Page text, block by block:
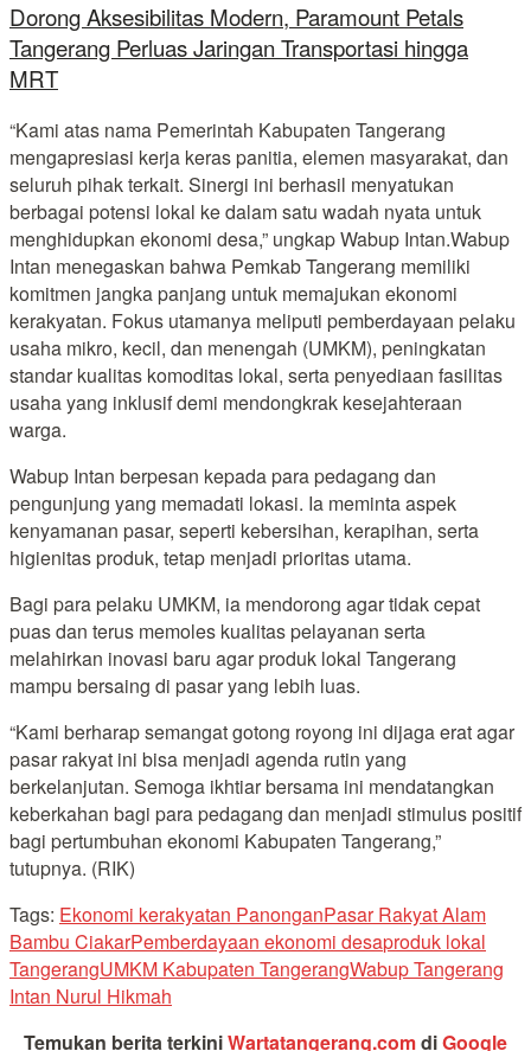
Dorong Aksesibilitas Modern, Paramount Petals
Tangerang Perluas Jaringan Transportasi hingga
MRT
“Kami atas nama Pemerintah Kabupaten Tangerang
mengapresiasi kerja keras panitia, elemen masyarakat, dan
seluruh pihak terkait. Sinergi ini berhasil menyatukan
berbagai potensi lokal ke dalam satu wadah nyata untuk
menghidupkan ekonomi desa,” ungkap Wabup Intan.Wabup
Intan menegaskan bahwa Pemkab Tangerang memiliki
komitmen jangka panjang untuk memajukan ekonomi
kerakyatan. Fokus utamanya meliputi pemberdayaan pelaku
usaha mikro, kecil, dan menengah (UMKM), peningkatan
standar kualitas komoditas lokal, serta penyediaan fasilitas
usaha yang inklusif demi mendongkrak kesejahteraan
warga.
Wabup Intan berpesan kepada para pedagang dan
pengunjung yang memadati lokasi. Ia meminta aspek
kenyamanan pasar, seperti kebersihan, kerapihan, serta
higienitas produk, tetap menjadi prioritas utama.
Bagi para pelaku UMKM, ia mendorong agar tidak cepat
puas dan terus memoles kualitas pelayanan serta
melahirkan inovasi baru agar produk lokal Tangerang
mampu bersaing di pasar yang lebih luas.
“Kami berharap semangat gotong royong ini dijaga erat agar
pasar rakyat ini bisa menjadi agenda rutin yang
berkelanjutan. Semoga ikhtiar bersama ini mendatangkan
keberkahan bagi para pedagang dan menjadi stimulus positif
bagi pertumbuhan ekonomi Kabupaten Tangerang,”
tutupnya. (RIK)
Tags: Ekonomi kerakyatan PanonganPasar Rakyat Alam
Bambu CiakarPemberdayaan ekonomi desaproduk lokal
TangerangUMKM Kabupaten TangerangWabup Tangerang
Intan Nurul Hikmah
Temukan berita terkiniWartatangerang.comdiGoogle